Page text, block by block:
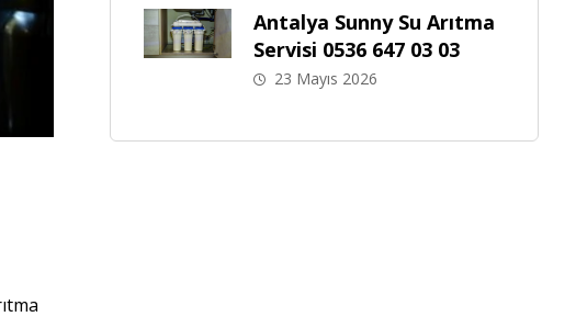
Antalya Sunny Su Arıtma
Servisi 0536 647 03 03
23 Mayıs 2026